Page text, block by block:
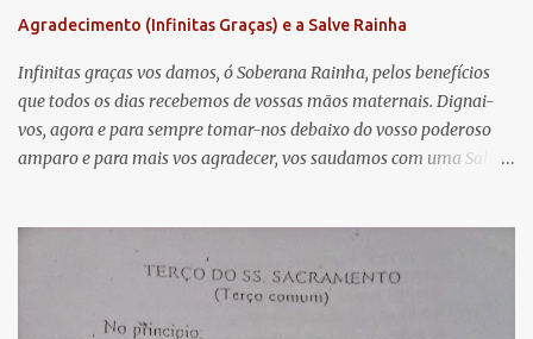
t
á
r
i
o
Agradecimento (Infinitas Graças) e a Salve Rainha
Infinitas graças vos damos, ó Soberana Rainha, pelos benefícios
que todos os dias recebemos de vossas mãos maternais. Dignai-
vos, agora e para sempre tomar-nos debaixo do vosso poderoso
amparo e para mais vos agradecer, vos saudamos com uma Salve
lágrimas. Eia, pois, Advogada nossa, estes vossos olhos
misericordiosos a nós volvei, e depois deste desterro, mostrai-nos
Jesus. Bendito é o fruto do vosso ventre, ó clemente, ó piedosa, ó